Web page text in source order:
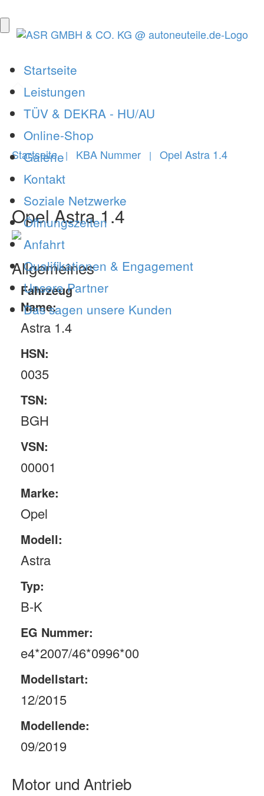
Startseite
Leistungen
TÜV & DEKRA - HU/AU
Online-Shop
Galerie
Kontakt
Soziale Netzwerke
Öffnungszeiten
Anfahrt
Qualifikationen & Engagement
Unsere Partner
Das sagen unsere Kunden
Startseite | KBA Nummer | Opel Astra 1.4
Opel Astra 1.4
Allgemeines
Fahrzeug
Name:
Astra 1.4
HSN:
0035
TSN:
BGH
VSN:
00001
Marke:
Opel
Modell:
Astra
Typ:
B-K
EG Nummer:
e4*2007/46*0996*00
Modellstart:
12/2015
Modellende:
09/2019
Motor und Antrieb